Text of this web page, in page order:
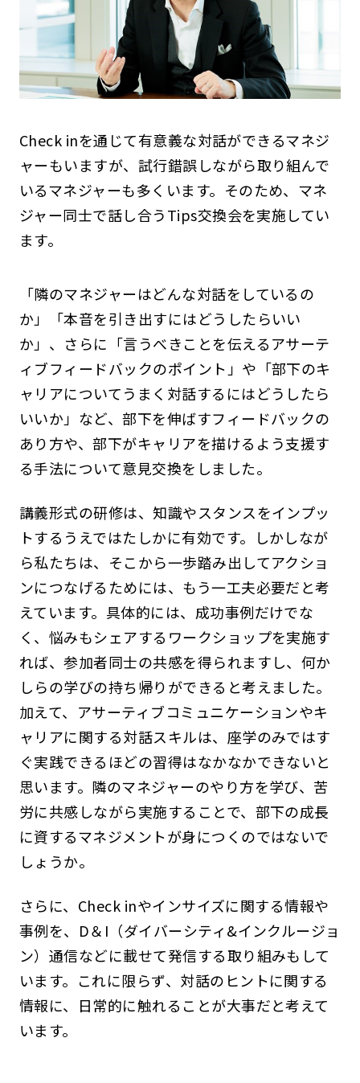
Check inを通じて有意義な対話ができるマネジ
ャーもいますが、試行錯誤しながら取り組んで
いるマネジャーも多くいます。そのため、マネ
ジャー同士で話し合うTips交換会を実施してい
ます。
「隣のマネジャーはどんな対話をしているの
か」「本音を引き出すにはどうしたらいい
か」、さらに「言うべきことを伝えるアサーテ
ィブフィードバックのポイント」や「部下のキ
ャリアについてうまく対話するにはどうしたら
いいか」など、部下を伸ばすフィードバックの
あり方や、部下がキャリアを描けるよう支援す
る手法について意見交換をしました。
講義形式の研修は、知識やスタンスをインプッ
トするうえではたしかに有効です。しかしなが
ら私たちは、そこから一歩踏み出してアクショ
ンにつなげるためには、もう一工夫必要だと考
えています。具体的には、成功事例だけでな
く、悩みもシェアするワークショップを実施す
れば、参加者同士の共感を得られますし、何か
しらの学びの持ち帰りができると考えました。
加えて、アサーティブコミュニケーションやキ
ャリアに関する対話スキルは、座学のみではす
ぐ実践できるほどの習得はなかなかできないと
思います。隣のマネジャーのやり方を学び、苦
労に共感しながら実施することで、部下の成長
に資するマネジメントが身につくのではないで
しょうか。
さらに、Check inやインサイズに関する情報や
事例を、D＆I（ダイバーシティ&インクルージョ
ン）通信などに載せて発信する取り組みもして
います。これに限らず、対話のヒントに関する
情報に、日常的に触れることが大事だと考えて
います。